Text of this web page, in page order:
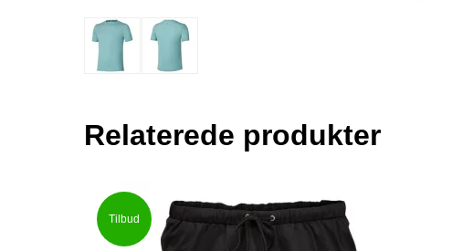
Relaterede produkter
Tilbud